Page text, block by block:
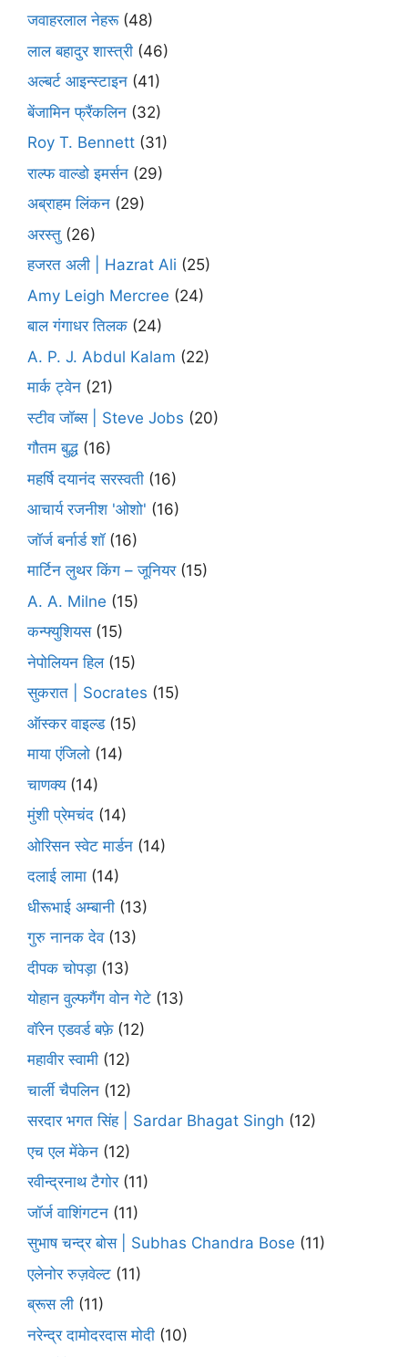
जवाहरलाल नेहरू(48)
लाल बहादुर शास्त्री (46)
अल्बर्ट आइन्स्टाइन (41)
बेंजामिन फ्रैंकलिन (32)
Roy T. Bennett (31)
राल्फ वाल्डो इमर्सन (29)
अब्राहम लिंकन (29)
अरस्तु (26)
हजरत अली | Hazrat Ali (25)
Amy Leigh Mercree (24)
बाल गंगाधर तिलक (24)
A. P. J. Abdul Kalam (22)
मार्क ट्वेन (21)
स्टीव जॉब्स | Steve Jobs (20)
गौतम बुद्ध (16)
महर्षि दयानंद सरस्वती (16)
आचार्य रजनीश 'ओशो' (16)
जॉर्ज बर्नार्ड शॉ(16)
मार्टिन लुथर किंग – जूनियर(15)
A. A. Milne (15)
कन्फ्युशियस(15)
नेपोलियन हिल(15)
सुकरात | Socrates (15)
ऑस्कर वाइल्ड(15)
माया एंजिलो (14)
चाणक्य(14)
मुंशी प्रेमचंद (14)
ओरिसन स्‍वेट मार्डन (14)
दलाई लामा (14)
धीरूभाई अम्बानी (13)
गुरु नानक देव(13)
दीपक चोपड़ा (13)
योहान वुल्फगैंग वोन गेटे (13)
वॉरेन एडवर्ड बफ़े(12)
महावीर स्वामी (12)
चार्ली चैपलिन (12)
सरदार भगत सिंह | Sardar Bhagat Singh (12)
एच एल मेंकेन (12)
रवीन्द्रनाथ टैगोर(11)
जॉर्ज वाशिंगटन (11)
सुभाष चन्द्र बोस | Subhas Chandra Bose (11)
एलेनोर रुज़वेल्ट (11)
ब्रूस ली (11)
नरेन्द्र दामोदरदास मोदी (10)